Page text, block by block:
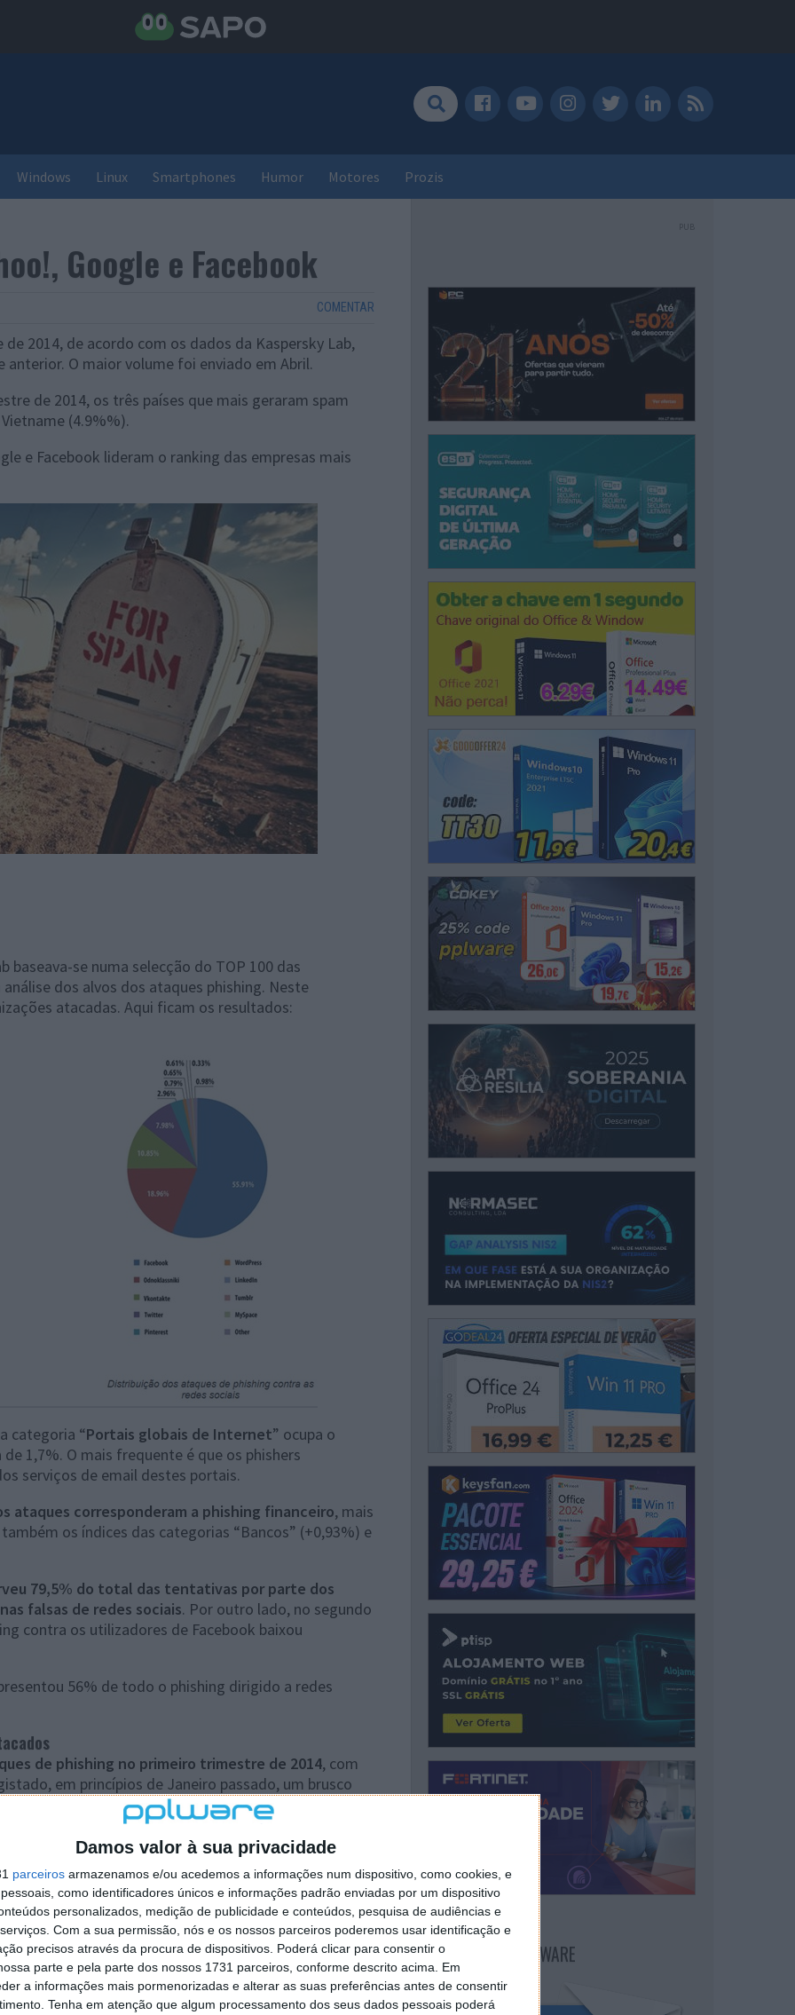
Damos valor à sua privacidade
parceiros armazenamos e/ou acedemos a informações num dispositivo, como cookies, e
como identificadores únicos e informações padrão enviadas por um dispositivo
personalizados, medição de publicidade e conteúdos, pesquisa de audiências e
Com a sua permissão, nós e os nossos parceiros poderemos usar identificação e
precisos através da procura de dispositivos. Poderá clicar para consentir o
parte e pela parte dos nossos 1731 parceiros, conforme descrito acima. Em
a informações mais pormenorizadas e alterar as suas preferências antes de consentir
Tenha em atenção que algum processamento dos seus dados pessoais poderá
Windows Linux Smartphones Humor Motores Prozis
Google e Facebook
COMENTAR
2014, de acordo com os dados da Kaspersky Lab,
anterior. O maior volume foi enviado em Abril.
de 2014, os três países que mais geraram spam
(4.9%%).
e Facebook lideram o ranking das empresas mais
baseava-se numa selecção do TOP 100 das
dos alvos dos ataques phishing. Neste
atacadas. Aqui ficam os resultados:
categoria “Portais globais de Internet” ocupa o
1,7%. O mais frequente é que os phishers
serviços de email destes portais.
ataques corresponderam a phishing financeiro, mais
os índices das categorias “Bancos” (+0,93%) e
79,5% do total das tentativas por parte dos
falsas de redes sociais. Por outro lado, no segundo
contra os utilizadores de Facebook baixou
56% de todo o phishing dirigido a redes
de phishing no primeiro trimestre de 2014, com
em princípios de Janeiro passado, um brusco
Neste segundo trimestre, lidera com 30,96%,
o posto ao Facebook, que agora está em terceiro
antes os phishers falsificavam a página de entrada
sua sorte nas páginas de autenticação comum a
entre os países fonte de spam, com 13,4% de email
Os restantes países fontes de spam distribuem-se de
geral, isto tem uma explicação: as botnets
infectados em todos os países. No
se enviam 6% do spam mundial. No terceiro lugar
PUB
NEWSLETTER PPLWARE